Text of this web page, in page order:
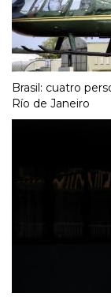
Brasil: cuatro
Río de Janeiro